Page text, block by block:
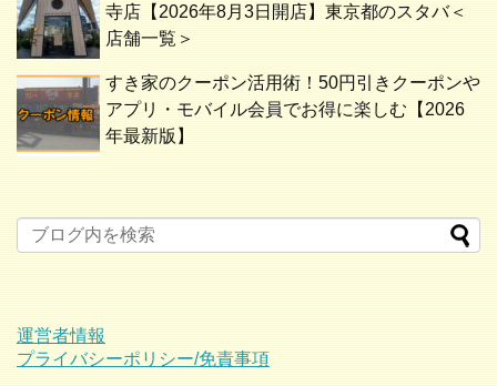
寺店【2026年8月3日開店】東京都のスタバ＜
店舗一覧＞
すき家のクーポン活用術！50円引きクーポンや
アプリ・モバイル会員でお得に楽しむ【2026
年最新版】
運営者情報
プライバシーポリシー/免責事項